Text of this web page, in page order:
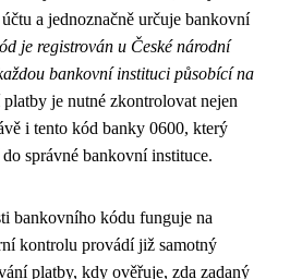
a jednoznačně určuje bankovní
je registrován u České národní
bankovní instituci působící na
platby je nutné zkontrolovat nejen
i tento kód banky 0600, který
správné bankovní instituce.
bankovního kódu funguje na
kontrolu provádí již samotný
platby, kdy ověřuje, zda zadaný